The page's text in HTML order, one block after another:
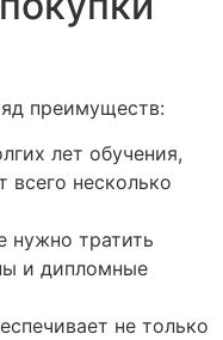
преимуществ:
лет обучения,
всего несколько
нужно тратить
и дипломные
не только